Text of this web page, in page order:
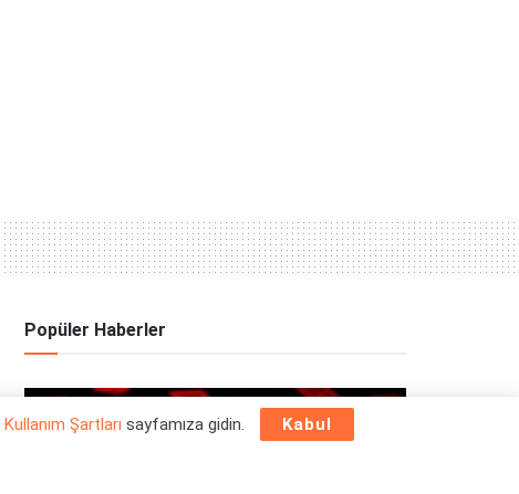
Popüler Haberler
Kullanım Şartları sayfamıza gidin. Kabul